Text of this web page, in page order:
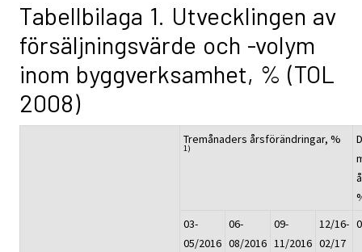
Tabellbilaga 1. Utvecklingen av
försäljningsvärde och -volym
inom byggverksamhet, % (TOL
2008)
Tremånaders årsförändringar, %
1)
03-
05/2016
06-
08/2016
09-
11/2016
12/16-
02/17